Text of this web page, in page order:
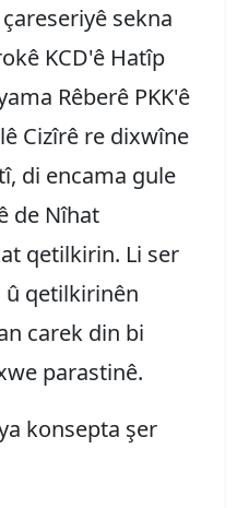
sekna
KCD'ê Hatîp
Rêberê PKK'ê
Cizîrê re dixwîne
di encama gule
de Nîhat
qetilkirin. Li ser
qetilkirinên
carek din bi
parastinê.
konsepta şer